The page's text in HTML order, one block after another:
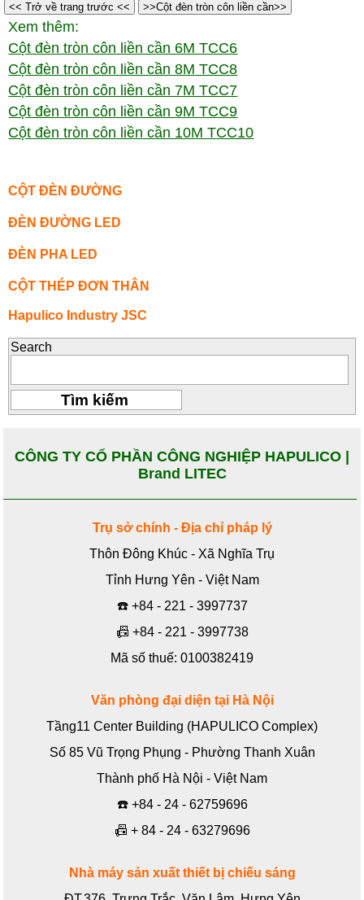
<< Trở về trang trước << >>Cột đèn tròn côn liền cần>>
Xem thêm:
Cột đèn tròn côn liền cần 6M TCC6
Cột đèn tròn côn liền cần 8M TCC8
Cột đèn tròn côn liền cần 7M TCC7
Cột đèn tròn côn liền cần 9M TCC9
Cột đèn tròn côn liền cần 10M TCC10
CỘT ĐÈN ĐƯỜNG
ĐÈN ĐƯỜNG LED
ĐÈN PHA LED
CỘT THÉP ĐƠN THÂN
Hapulico Industry JSC
Search
CÔNG TY CỔ PHẦN CÔNG NGHIỆP HAPULICO |
Brand LITEC
Trụ sở chính - Địa chỉ pháp lý
Thôn Đông Khúc - Xã Nghĩa Trụ
Tỉnh Hưng Yên - Việt Nam
☎️ +84 - 221 - 3997737
📠 +84 - 221 - 3997738
Mã số thuế: 0100382419
Văn phòng đại diện tại Hà Nội
Tầng11 Center Building (HAPULICO Complex)
Số 85 Vũ Trọng Phụng - Phường Thanh Xuân
Thành phố Hà Nội - Việt Nam
☎️ +84 - 24 - 62759696
📠 + 84 - 24 - 63279696
Nhà máy sản xuất thiết bị chiếu sáng